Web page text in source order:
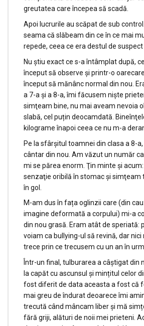
greutatea care începea să scadă.
Apoi lucrurile au scăpat de sub
seama că slăbeam din ce în ce mai
repede, ceea ce era destul de
Nu ştiu exact ce s-a întâmplat după,
început să observe și printr-o
început să mănânc normal din nou.
a 7-a şi a 8-a, îmi făcusem nişte
simţeam bine, nu mai aveam nevoia
slabă, cel puțin deocamdată.
kilograme înapoi ceea ce nu m-a
Pe la sfârşitul toamnei din clasa a 8-
cântar din nou. Am văzut un număr
mi se părea enorm. Ţin minte şi
senzaţie oribilă în stomac şi simţeam
în gol.
M-am dus în fața oglinzii care (din
imagine deformată a corpului) mi-a
din nou grasă. Eram atât de speriată:
voiam ca bullying-ul să revină, dar
trece prin ce trecusem cu un an în
Într-un final, tulburarea a câștigat din
la capăt cu ascunsul și mințitul celor
fost diferit de data aceasta a fost că
mai greu de îndurat deoarece îmi
trecută când mâncam liber şi mă
fără griji, alături de noii mei prieteni.